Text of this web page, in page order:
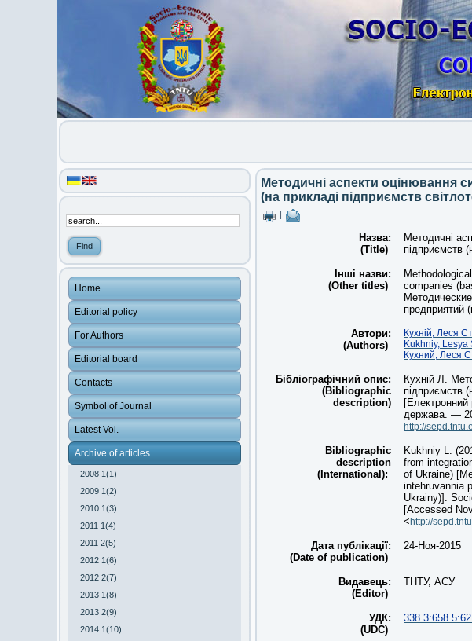
Home
Editorial policy
For Authors
Editorial board
Contacts
Symbol of Journal
Latest Vol.
Archive of articles
2008 1(1)
2009 1(2)
2010 1(3)
2011 1(4)
2011 2(5)
2012 1(6)
2012 2(7)
2013 1(8)
2013 2(9)
2014 1(10)
Методичні аспекти оцінювання
(на прикладі підприємств
Назва:
(Title)
Методичні
підприємств
Інші назви:
(Other titles)
companies
предприятий
Автори:
(Authors)
Кухній, Леся
Kukhniy, Lesya
Кухний, Леся
Бібліографічний опис:
(Bibliographic
description)
Кухній Л.
підприємств
[Електронний
держава. —
http://
Bibliographic
description
(International):
Kukhniy L.
from
of Ukraine)
intehruvannia
Ukrainy)].
[Accessed
< http://
Дата публікації:
(Date of publication)
24-Ноя-2015
Видавець:
(Editor)
ТНТУ, АСУ
УДК:
(UDC)